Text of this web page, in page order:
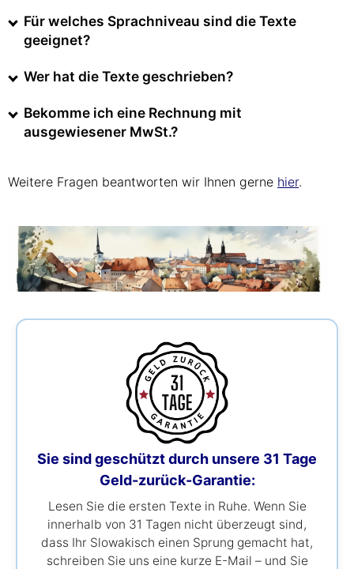
Für welches Sprachniveau sind die Texte
geeignet?
Wer hat die Texte geschrieben?
Bekomme ich eine Rechnung mit
ausgewiesener MwSt.?
Weitere Fragen beantworten wir Ihnen gerne hier.
Sie sind geschützt durch unsere 31 Tage
Geld-zurück-Garantie:
Lesen Sie die ersten Texte in Ruhe. Wenn Sie
innerhalb von 31 Tagen nicht überzeugt sind,
dass Ihr Slowakisch einen Sprung gemacht hat,
schreiben Sie uns eine kurze E-Mail – und Sie